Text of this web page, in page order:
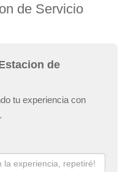
de Servicio
de
tu experiencia con